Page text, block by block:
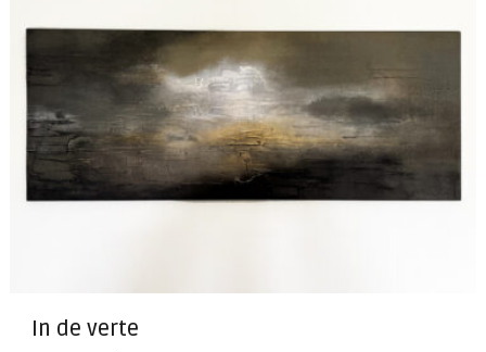
In de verte